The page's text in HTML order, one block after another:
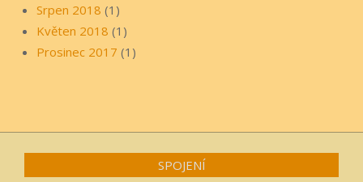
Srpen 2018 (1)
Květen 2018 (1)
Prosinec 2017 (1)
SPOJENÍ